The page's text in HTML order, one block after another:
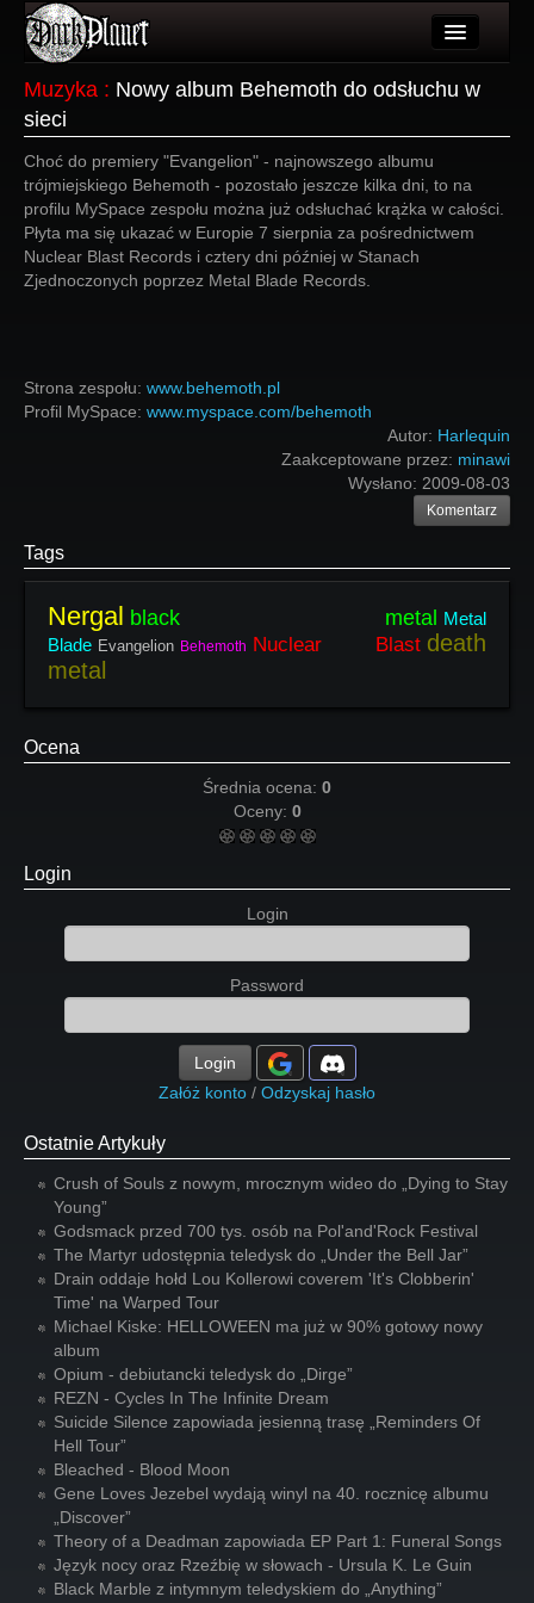
Wydarzenia
Galeria
Forum
Muzyka : Nowy album Behemoth do odsłuchu w
sieci
Choć do premiery "Evangelion" - najnowszego albumu
trójmiejskiego Behemoth - pozostało jeszcze kilka dni, to na
profilu MySpace zespołu można już odsłuchać krążka w całości.
Płyta ma się ukazać w Europie 7 sierpnia za pośrednictwem
Nuclear Blast Records i cztery dni później w Stanach
Zjednoczonych poprzez Metal Blade Records.
Strona zespołu: www.behemoth.pl
Profil MySpace: www.myspace.com/behemoth
Autor: Harlequin
Zaakceptowane przez: minawi
Wysłano: 2009-08-03
Komentarz
Tags
Nergal black metal Metal
Blade Evangelion Behemoth Nuclear Blast death
metal
Ocena
Średnia ocena: 0
Oceny: 0
Login
Login
Password
Login
Załóż konto / Odzyskaj hasło
Ostatnie Artykuły
Crush of Souls z nowym, mrocznym wideo do „Dying to Stay
Young”
Godsmack przed 700 tys. osób na Pol'and'Rock Festival
The Martyr udostępnia teledysk do „Under the Bell Jar”
Drain oddaje hołd Lou Kollerowi coverem 'It's Clobberin'
Time' na Warped Tour
Michael Kiske: HELLOWEEN ma już w 90% gotowy nowy
album
Opium - debiutancki teledysk do „Dirge”
REZN - Cycles In The Infinite Dream
Suicide Silence zapowiada jesienną trasę „Reminders Of
Hell Tour”
Bleached - Blood Moon
Gene Loves Jezebel wydają winyl na 40. rocznicę albumu
„Discover”
Theory of a Deadman zapowiada EP Part 1: Funeral Songs
Język nocy oraz Rzeźbię w słowach - Ursula K. Le Guin
Black Marble z intymnym teledyskiem do „Anything”